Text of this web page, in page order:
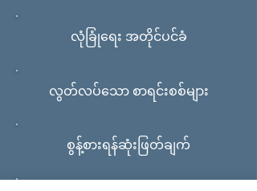
လုံခြုံရေး အတိုင်ပင်ခံ
လွတ်လပ်သော စာရင်းစစ်များ
စွန့်စားရန်ဆုံးဖြတ်ချက်